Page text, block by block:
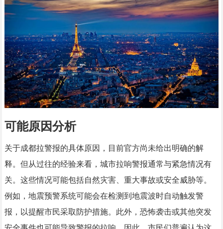
可能原因分析
关于成都拉警报的具体原因，目前官方尚未给出明确的解
释。但从过往的经验来看，城市拉响警报通常与紧急情况有
关。这些情况可能包括自然灾害、重大事故或安全威胁等。
例如，地震预警系统可能会在检测到地震波时自动触发警
报，以提醒市民采取防护措施。此外，恐怖袭击或其他突发